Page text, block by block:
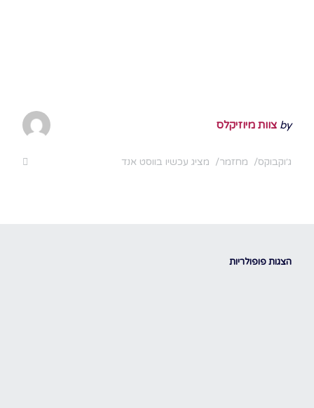
by צוות מיוזיקלס
ג׳וקבוקס מחזמר מציג עכשיו בווסט אנד
הצגות פופולריות